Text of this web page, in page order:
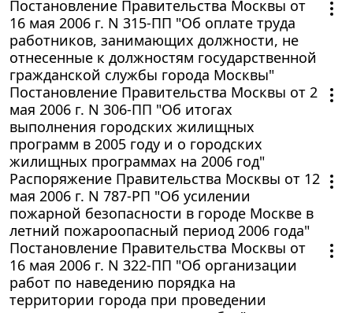
Постановление Правительства Москвы от
16 мая 2006 г. N 315-ПП "Об оплате труда
работников, занимающих должности, не
отнесенные к должностям государственной
гражданской службы города Москвы"
Постановление Правительства Москвы от 2
мая 2006 г. N 306-ПП "Об итогах
выполнения городских жилищных
программ в 2005 году и о городских
жилищных программах на 2006 год"
Распоряжение Правительства Москвы от 12
мая 2006 г. N 787-РП "Об усилении
пожарной безопасности в городе Москве в
летний пожароопасный период 2006 года"
Постановление Правительства Москвы от
16 мая 2006 г. N 322-ПП "Об организации
работ по наведению порядка на
территории города при проведении